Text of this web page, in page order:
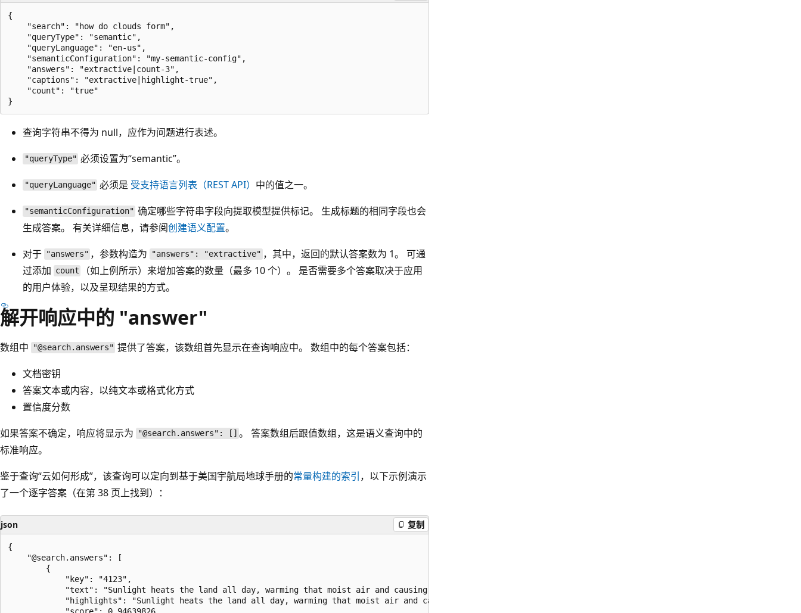
{
    "search": "how do clouds form",
    "queryType": "semantic",
    "queryLanguage": "en-us",
    "semanticConfiguration": "my-semantic-config",
    "answers": "extractive|count-3",
    "captions": "extractive|highlight-true",
    "count": "true"
查询字符串不得为 null，应作为问题进行表述。
"queryType" 必须设置为“semantic”。
"queryLanguage" 必须是 受支持语言列表（REST API） 中的值之一。
"semanticConfiguration" 确定哪些字符串字段向提取模型提供标记。 生成标题的相同字段也会
生成答案。 有关详细信息，请参阅创建语义配置。
对于 "answers" ，参数构造为 "answers": "extractive" ，其中，返回的默认答案数为 1。 可通
过添加 count
（如上例所示）来增加答案的数量（最多 10 个）。 是否需要多个答案取决于应用
的用户体验，以及呈现结果的方式。
解开响应中的 "answer"
数组中 "@search.answers" 提供了答案，该数组首先显示在查询响应中。 数组中的每个答案包括：
文档密钥
答案文本或内容，以纯文本或格式化方式
置信度分数
如果答案不确定，响应将显示为
"@search.answers": [] 。 答案数组后跟值数组，这是语义查询中的
标准响应。
鉴于查询“云如何形成”，该查询可以定向到基于美国宇航局地球手册的常量构建的索引，以下示例演示
了一个逐字答案（在第 38 页上找到）：
json 复制
{
    "@search.answers": [
        {
            "key": "4123",
"text": "Sunlight heats the land all day, warming that moist air and causing it to rise high into the   atmosphere until it cools and condenses into
"highlights": "Sunlight heats the land all day, warming that moist air and causing it to rise high into the   atmosphere until it cools and condenses
            "score": 0.94639826